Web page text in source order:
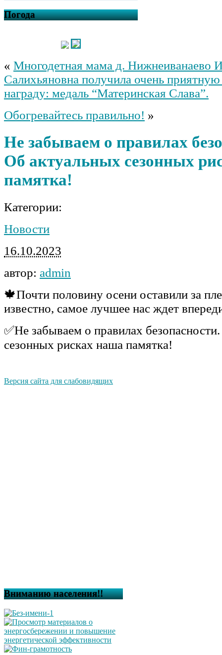
Погода
« Многодетная мама д. Нижнеиванаево
Салихьяновна получила очень
награду: медаль “Материнская Слава”.
Обогревайтесь правильно! »
Не забываем о правилах
Об актуальных сезонных
памятка!
Категории:
Новости
16.10.2023
автор: admin
🍁Почти половину осени оставили за
известно, самое лучшее нас ждет
✅Не забываем о правилах
сезонных рисках наша памятка!
Версия сайта для слабовидящих
Вниманию населения!!